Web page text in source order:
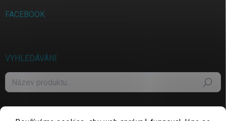
FACEBOOK
VYHLEDÁVÁNÍ
Hledat